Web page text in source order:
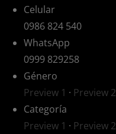
Celular
0986 824 540
WhatsApp
0999 829258
Género
Preview 1 · Preview 2
Categoría
Preview 1 · Preview 2